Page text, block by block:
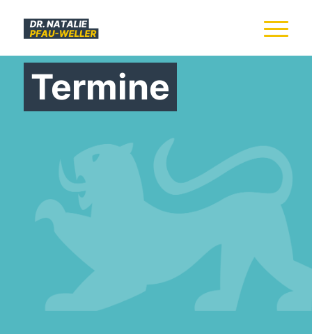
Termine